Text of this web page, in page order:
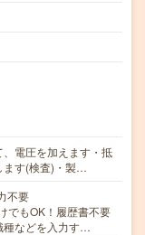
、電圧を加えます・抵
ます(検査)・製…
不要
でもOK！履歴書不要
種などを入力す…